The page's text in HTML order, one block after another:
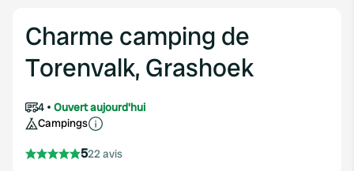
Charme camping de
Torenvalk, Grashoek
4
Ouvert aujourd'hui
Campings
522 avis